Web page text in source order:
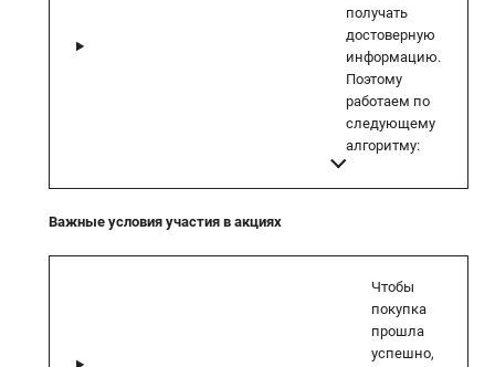
получать
достоверную
информацию.
Поэтому
работаем по
следующему
алгоритму:
Важные условия участия в акциях
Чтобы
покупка
прошла
успешно,